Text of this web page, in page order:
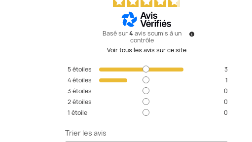
Basé sur4 avis soumis à un
contrôle
Voir tous les avis sur ce site
5étoiles
3
4étoiles
1
3 étoiles
0
2étoiles
0
1 étoile 0
Trier les avis